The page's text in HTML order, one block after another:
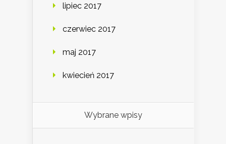
lipiec 2017
czerwiec 2017
maj 2017
kwiecień 2017
Wybrane wpisy